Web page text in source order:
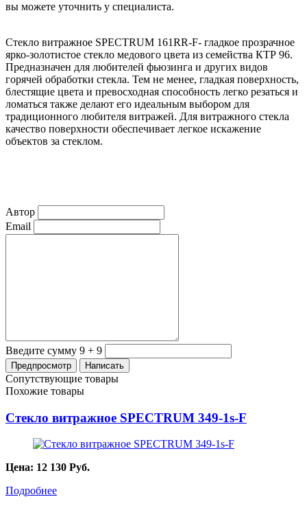
вы можете уточнить у специалиста.
Стекло витражное SPECTRUM 161RR-F- гладкое прозрачное
ярко-золотистое стекло медового цвета из семейства КТР 96.
Предназначен для любителей фьюзинга и других видов
горячей обработки стекла. Тем не менее, гладкая поверхность,
блестящие цвета и превосходная способность легко резаться и
ломаться также делают его идеальным выбором для
традиционного любителя витражей. Для витражного стекла
качество поверхности обеспечивает легкое искажение
объектов за стеклом.
Автор
Email
Введите сумму 9 + 9
Сопутствующие товары
Похожие товары
Стекло витражное SPECTRUM 349-1s-F
Цена: 12 130 Руб.
Подробнее